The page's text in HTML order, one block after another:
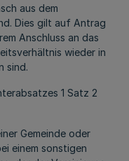
aus dem
Dies gilt auf Antrag
Anschluss an das
wieder in
sind.
1 Satz 2
Gemeinde oder
einem sonstigen